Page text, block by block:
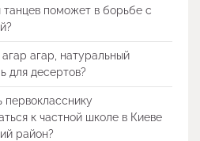
танцев поможет в борьбе с
агар агар, натуральный
для десертов?
первокласснику
к частной школе в Киеве
район?